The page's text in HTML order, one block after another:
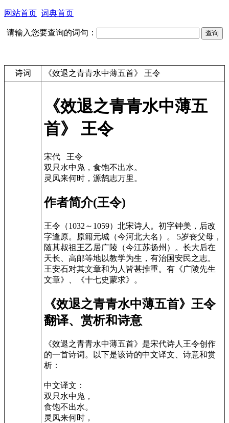
网站首页 词典首页
请输入您要查询的词句：
诗词 《效退之青青水中薄五首》 王令
《效退之青青水中薄五
首》 王令
宋代 王令
双只水中凫，食饱不出水。
灵凤来何时，源鹄志万里。
作者简介(王令)
王令（1032～1059）北宋诗人。初字钟美，后改
字逢原。原籍元城（今河北大名）。 5岁丧父母，
随其叔祖王乙居广陵（今江苏扬州）。长大后在
天长、高邮等地以教学为生，有治国安民之志。
王安石对其文章和为人皆甚推重。有《广陵先生
文章》、《十七史蒙求》。
《效退之青青水中薄五首》王令
翻译、赏析和诗意
《效退之青青水中薄五首》是宋代诗人王令创作
的一首诗词。以下是该诗的中文译文、诗意和赏
析：
中文译文：
双只水中凫，
食饱不出水。
灵凤来何时，